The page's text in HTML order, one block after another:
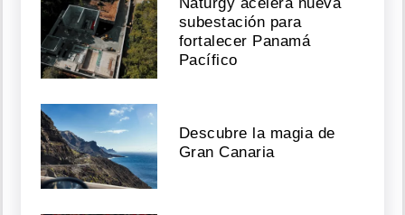
Naturgy acelera nueva
subestación para
fortalecer Panamá
Pacífico
Descubre la magia de
Gran Canaria